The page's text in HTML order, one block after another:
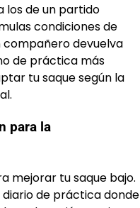
los de un partido
condiciones de
compañero devuelva
de práctica más
tu saque según la
para la
mejorar tu saque bajo.
de práctica donde